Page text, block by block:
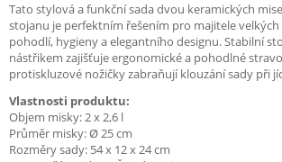
Tato stylová a funkční sada dvou keramických
stojanu je perfektním řešením pro majitele velkých
pohodlí, hygieny a elegantního designu. Stabilní
nástřikem zajišťuje ergonomické a pohodlné
protiskluzové nožičky zabraňují klouzání sady při
Vlastnosti produktu:
Objem misky: 2 x 2,6 l
Průměr misky: Ø 25 cm
Rozměry sady: 54 x 12 x 24 cm